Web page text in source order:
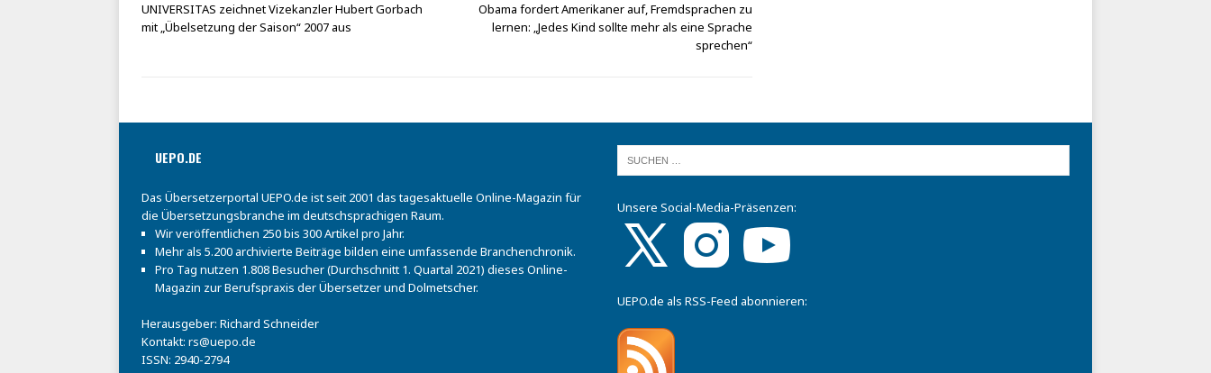
UNIVERSITAS zeichnet Vizekanzler Hubert Gorbach
mit „Übelsetzung der Saison“ 2007 aus
Obama fordert Amerikaner auf, Fremdsprachen zu
lernen: „Jedes Kind sollte mehr als eine Sprache
sprechen“
UEPO.DE
Das Übersetzerportal UEPO.de ist seit 2001 das tagesaktuelle Online-Magazin für
die Übersetzungsbranche im deutschsprachigen Raum.
Wir veröffentlichen 250 bis 300 Artikel pro Jahr.
Mehr als 5.200 archivierte Beiträge bilden eine umfassende Branchenchronik.
Pro Tag nutzen 1.808 Besucher (Durchschnitt 1. Quartal 2021) dieses Online-
Magazin zur Berufspraxis der Übersetzer und Dolmetscher.
Herausgeber: Richard Schneider
Kontakt: rs@uepo.de
ISSN: 2940-2794
Unsere Social-Media-Präsenzen:
UEPO.de als RSS-Feed abonnieren: